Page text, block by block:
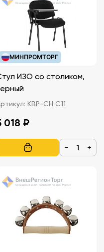
МИНПРОМТОРГ
ИЗО со столиком,
КВР-CH C11
018 ₽
− +